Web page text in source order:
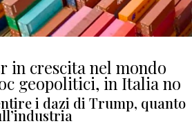
in crescita nel mondo
geopolitici, in Italia no
i dazi di Trump, quanto